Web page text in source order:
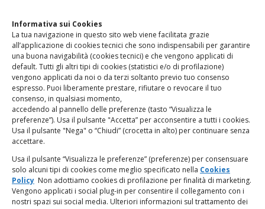
Informativa sui Cookies
La tua navigazione in questo sito web viene facilitata grazie
all’applicazione di cookies tecnici che sono indispensabili per garantire
una buona navigabilità (cookies tecnici) e che vengono applicati di
default. Tutti gli altri tipi di cookies (statistici e/o di profilazione)
vengono applicati da noi o da terzi soltanto previo tuo consenso
espresso. Puoi liberamente prestare, rifiutare o revocare il tuo
consenso, in qualsiasi momento,
accedendo al pannello delle preferenze (tasto “Visualizza le
preferenze”). Usa il pulsante "Accetta” per acconsentire a tutti i cookies.
Usa il pulsante "Nega" o “Chiudi” (crocetta in alto) per continuare senza
accettare.
Usa il pulsante “Visualizza le preferenze” (preferenze) per consensuare
solo alcuni tipi di cookies come meglio specificato nella Cookies
Policy Non adottiamo cookies di profilazione per finalità di marketing.
Vengono applicati i social plug-in per consentire il collegamento con i
nostri spazi sui social media. Ulteriori informazioni sul trattamento dei
www.odg.toscana.it – testata registrata presso il Tribunale di
Firenze al nr. 5208 dell’ 08.10.2002. Direttore responsabile:
Giampaolo Marchini – C.F. 80005790482
LINK UTILI
PagoPA
Privacy Policy
Regolamento categorie particolari di dati personali e dati
giudiziari